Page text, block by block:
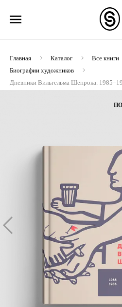
Главная Каталог
Все книги
Биографии художников
Дневники Вильгельма Шенрока.
(ЭВРИКА!)